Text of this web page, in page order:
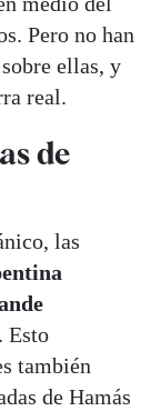
Pero no han
ellas, y
real.
de
las
. Esto
también
de Hamás